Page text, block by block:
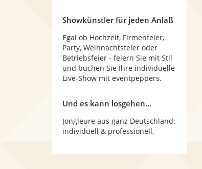
Showkünstler für jeden Anlaß
Egal ob Hochzeit, Firmenfeier,
Party, Weihnachtsfeier oder
Betriebsfeier - feiern Sie mit Stil
und buchen Sie Ihre individuelle
Live-Show mit eventpeppers.
Und es kann losgehen...
Jongleure aus ganz Deutschland:
individuell & professionell.